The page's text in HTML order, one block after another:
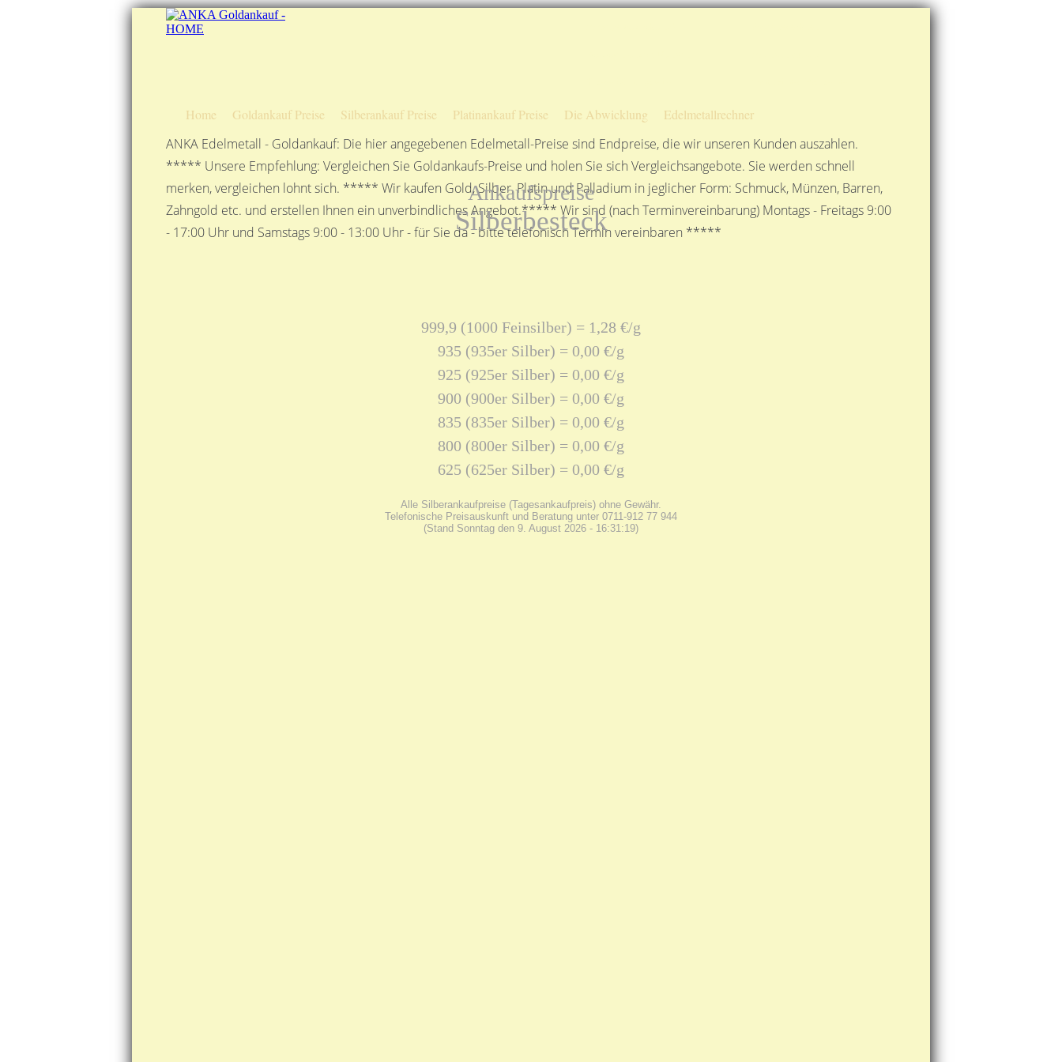
Home Goldankauf Preise Silberankauf Preise Platinankauf Preise Die Abwicklung Edelmetallrechner
ANKA Edelmetall - Goldankauf: Die hier angegebenen Edelmetall-Preise sind Endpreise, die wir unseren Kunden auszahlen.
***** Unsere Empfehlung: Vergleichen Sie Goldankaufs-Preise und holen Sie sich Vergleichsangebote. Sie werden schnell
merken, vergleichen lohnt sich. ***** Wir kaufen Gold, Silber, Platin und Palladium in jeglicher Form: Schmuck, Münzen, Barren,
Zahngold etc. und erstellen Ihnen ein unverbindliches Angebot.***** Wir sind (nach Terminvereinbarung) Montags - Freitags 9:00
- 17:00 Uhr und Samstags 9:00 - 13:00 Uhr - für Sie da - bitte telefonisch Termin vereinbaren *****
Ankaufspreise
Silberbesteck
999,9 (1000 Feinsilber) = 1,28 €/g
935 (935er Silber) = 0,00 €/g
925 (925er Silber) = 0,00 €/g
900 (900er Silber) = 0,00 €/g
835 (835er Silber) = 0,00 €/g
800 (800er Silber) = 0,00 €/g
625 (625er Silber) = 0,00 €/g
Alle Silberankaufpreise (Tagesankaufpreis) ohne Gewähr.
Telefonische Preisauskunft und Beratung unter 0711-912 77 944
(Stand Sonntag den 9. August 2026 - 16:31:19)